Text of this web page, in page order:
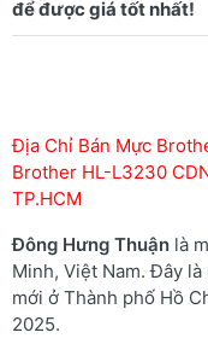
Địa Chỉ Bán Mực
Brother HL-L3230
TP.HCM
Đông Hưng Thuận là
Minh, Việt Nam. Đây
mới ở Thành phố Hồ
2025.